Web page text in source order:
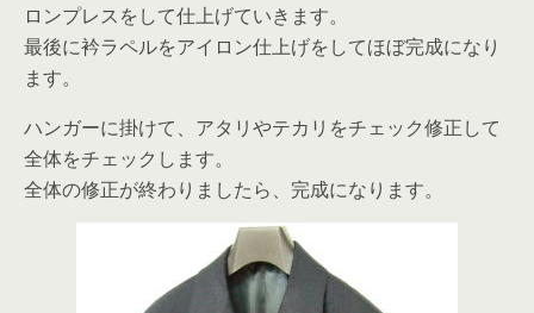
ロンプレスをして仕上げていきます。
最後に衿ラペルをアイロン仕上げをしてほぼ完成になり
ます。
ハンガーに掛けて、アタリやテカリをチェック修正して
全体をチェックします。
全体の修正が終わりましたら、完成になります。